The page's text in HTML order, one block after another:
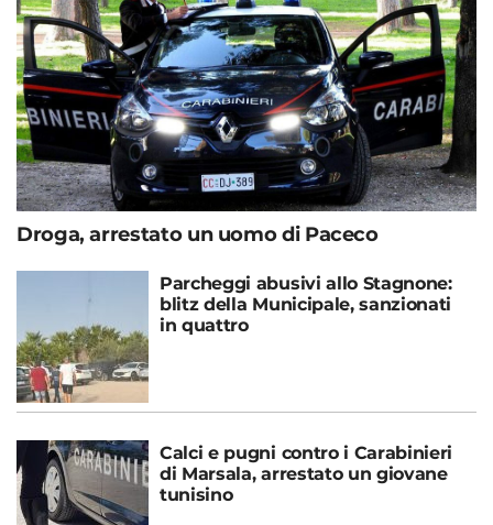
Droga, arrestato un uomo di Paceco
Parcheggi abusivi allo Stagnone:
blitz della Municipale, sanzionati
in quattro
Calci e pugni contro i Carabinieri
di Marsala, arrestato un giovane
tunisino